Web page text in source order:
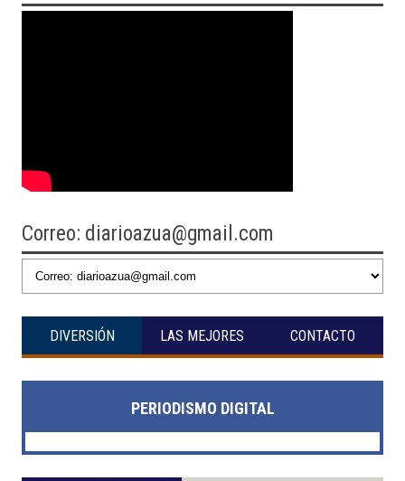
Correo: diarioazua@gmail.com
DIVERSIÓN LAS MEJORES CONTACTO
PERIODISMO DIGITAL